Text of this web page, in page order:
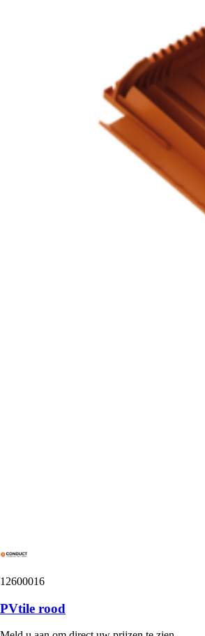
12600016
PVtile rood